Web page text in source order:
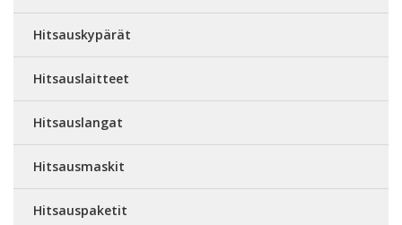
Hitsauskypärät
Hitsauslaitteet
Hitsauslangat
Hitsausmaskit
Hitsauspaketit